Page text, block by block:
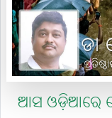
ଆସ ଓଡ଼ିଆରେ